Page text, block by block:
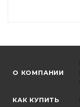
О КОМПАНИИ
КАК КУПИТЬ